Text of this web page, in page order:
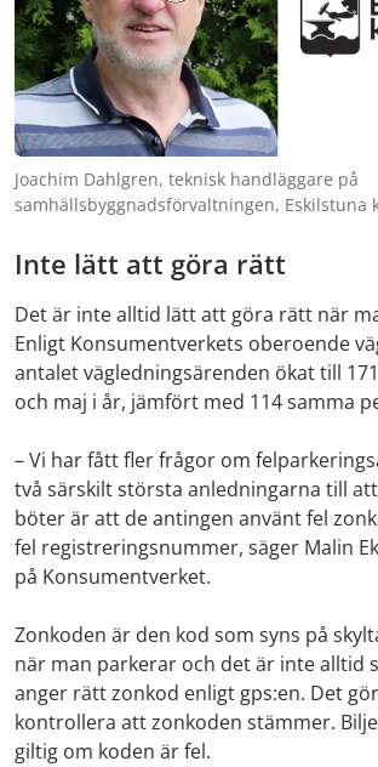
Joachim Dahlgren, teknisk handläggare på
samhällsbyggnadsförvaltningen, Eskilstuna
Inte lätt att göra rätt
Det är inte alltid lätt att göra rätt när
Enligt Konsumentverkets oberoende
antalet vägledningsärenden ökat till
och maj i år, jämfört med 114 samma
– Vi har fått fler frågor om
två särskilt största anledningarna till
böter är att de antingen använt fel
fel registreringsnummer, säger Malin
på Konsumentverket.
Zonkoden är den kod som syns på
när man parkerar och det är inte alltid
anger rätt zonkod enligt gps:en. Det
kontrollera att zonkoden stämmer.
giltig om koden är fel.